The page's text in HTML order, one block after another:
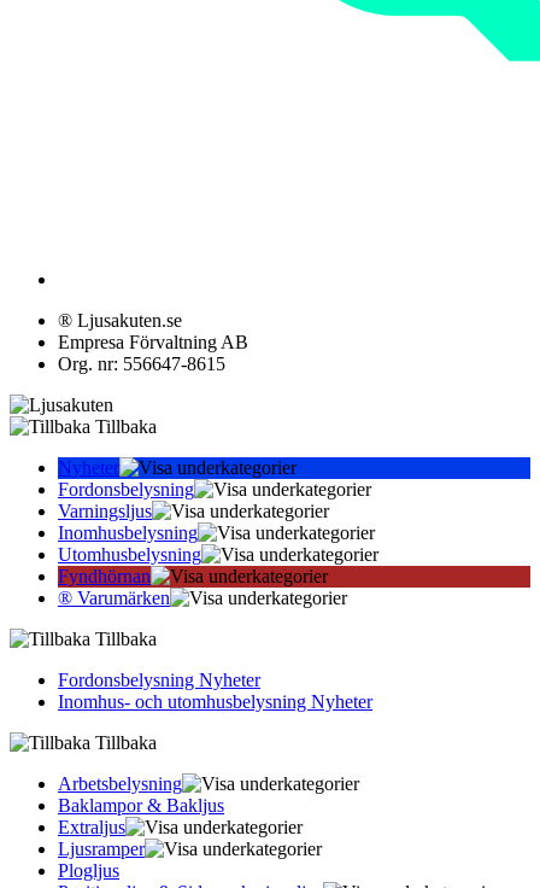
® Ljusakuten.se
Empresa Förvaltning AB
Org. nr: 556647-8615
Tillbaka
Nyheter
Fordonsbelysning
Varningsljus
Inomhusbelysning
Utomhusbelysning
Fyndhörnan
® Varumärken
Tillbaka
Fordonsbelysning Nyheter
Inomhus- och utomhusbelysning Nyheter
Tillbaka
Arbetsbelysning
Baklampor & Bakljus
Extraljus
Ljusramper
Plogljus